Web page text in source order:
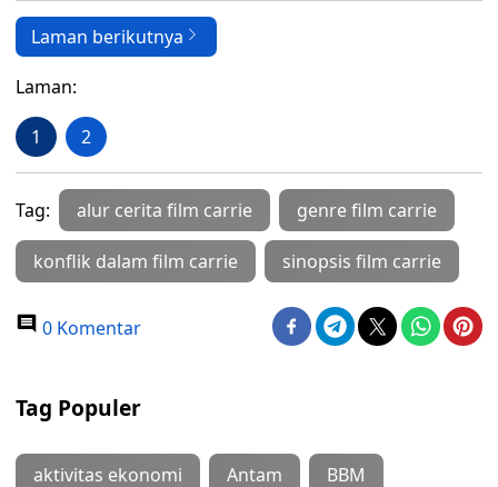
Laman berikutnya
Laman:
1 2
Tag: alur cerita film carrie genre film carrie
konflik dalam film carrie sinopsis film carrie
0 Komentar
Tag Populer
aktivitas ekonomi Antam BBM